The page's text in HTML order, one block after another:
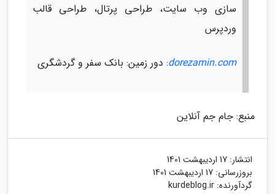
سازی وب سایت، طراحی پرتال، طراحی قالب
وردپرس
dorezamin.com: دور زمین: بانک سفر و گردشگری
منبع: جام جم آنلاین
انتشار: 17 اردیبهشت 1401
بروزرسانی: 17 اردیبهشت 1401
گردآورنده: kurdeblog.ir